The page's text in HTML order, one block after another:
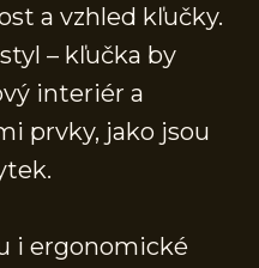
a vzhled kľučky.
– kľučka by
interiér a
prvky, jako jsou
i ergonomické